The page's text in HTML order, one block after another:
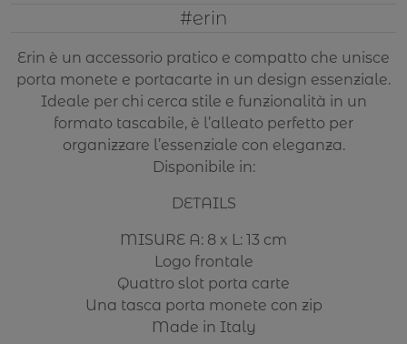
#erin
Erin è un accessorio pratico e compatto che unisce
porta monete e portacarte in un design essenziale.
Ideale per chi cerca stile e funzionalità in un
formato tascabile, è l’alleato perfetto per
organizzare l’essenziale con eleganza.
Disponibile in:
DETAILS
MISURE A: 8 x L: 13 cm
Logo frontale
Quattro slot porta carte
Una tasca porta monete con zip
Made in Italy